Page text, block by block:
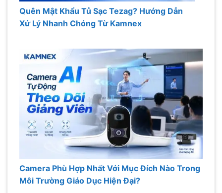
Quên Mật Khẩu Tủ Sạc Tezag? Hướng Dẫn
Xử Lý Nhanh Chóng Từ Kamnex
Camera Phù Hợp Nhất Với Mục Đích Nào Trong
Môi Trường Giáo Dục Hiện Đại?